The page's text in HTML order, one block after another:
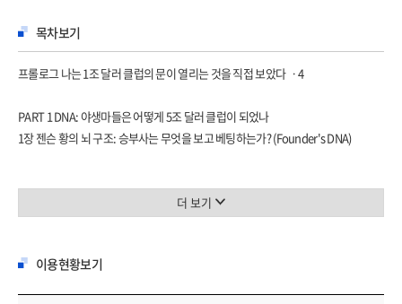
목차보기
프롤로그 나는 1조 달러 클럽의 문이 열리는 것을 직접 보았다 ㆍ4
PART 1 DNA: 야생마들은 어떻게 5조 달러 클럽이 되었나
1장 젠슨 황의 뇌 구조: 승부사는 무엇을 보고 베팅하는가? (Founder's DNA)
0조 원 시장에 올인하라(Zero-Billion Dollar Market : 미래의 수요를 창조하는 법)
ㆍ28
더 보기
이용현황보기